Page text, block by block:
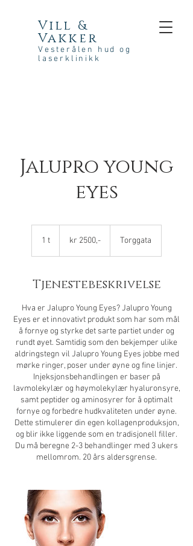
Vill &
Vakker
Vesterålen hud og
laserklinikk
Jalupro young
eyes
1 t kr 2500,- Torggata
Tjenestebeskrivelse
Hva er Jalupro Young Eyes? Jalupro Young
Eyes er et innovativt produkt som har som mål
å fornye og styrke det sarte partiet under og
rundt øyet. Samtidig som den bekjemper ulike
aldringstegn vil Jalupro Young Eyes jobbe med
mørke ringer, poser under øyne og fine linjer.
Injeksjonsbehandlingen er baser på
lavmolekylær og høymolekylær hyaluronsyre,
samt peptider og aminosyrer for å optimalt
fornye og forbedre hudkvaliteten under øyne.
Dette stimulerer din egen kollagenproduksjon,
og blir ikke liggende som en tradisjonell filler.
Du må beregne 2-3 behandlinger med 3 ukers
mellomrom. 20 års aldersgrense.